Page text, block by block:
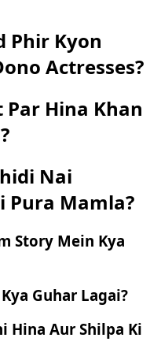
Phir Kyon
Actresses?
Par Hina Khan
Nai
Pura Mamla?
Story Mein Kya
Guhar Lagai?
Hina Aur Shilpa Ki